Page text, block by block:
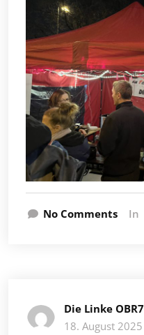
No Comments In
Die Linke OBR7
18. August 2025